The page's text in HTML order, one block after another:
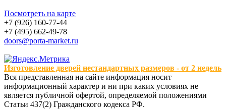
Посмотреть на карте
+7 (926) 160-77-44
+7 (495) 662-49-78
doors@porta-market.ru
Изготовление дверей нестандартных размеров - от 2 недель
Вся представленная на сайте информация носит
информационный характер и ни при каких условиях не
является публичной офертой, определяемой положениями
Статьи 437(2) Гражданского кодекса РФ.